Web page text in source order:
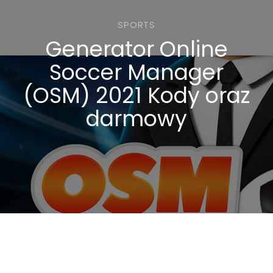
SPORTS
Generator Online
Soccer Manager
(OSM) 2021 Kody oraz
darmowy